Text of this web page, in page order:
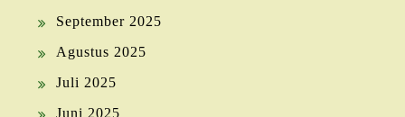
September 2025
Agustus 2025
Juli 2025
Juni 2025